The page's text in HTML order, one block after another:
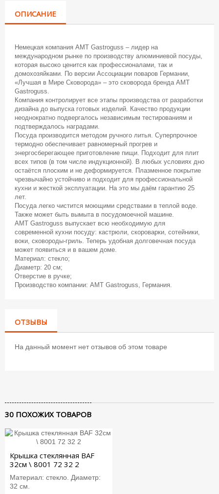
ОПИСАНИЕ
Немецкая компания АМТ Gastroguss – лидер на
международном рынке по производству алюминиевой посуды,
которая высоко ценится как профессионалами, так и
домохозяйками. По версии Ассоциации поваров Германии,
«Лучшая в Мире Сковорода» – это сковорода бренда АМТ
Gastroguss.
Компания контролирует все этапы производства от разработки
дизайна до выпуска готовых изделий. Качество продукции
неоднократно подвергалось независимым тестированиям и
подтверждалось наградами.
Посуда производится методом ручного литья. Суперпрочное
термодно обеспечивает равномерный прогрев и
энергосберегающее приготовление пищи. Подходит для плит
всех типов (в том числе индукционной). В любых условиях дно
остаётся плоским и не деформируется. Плазменное покрытие
чрезвычайно устойчиво и подходит для профессиональной
кухни и жесткой эксплуатации. На это мы даём гарантию 25
лет.
Посуда легко чистится моющими средствами в теплой воде.
Также может быть вымыта в посудомоечной машине.
AMT Gastroguss выпускает всю необходимую для
современной кухни посуду: кастрюли, скороварки, сотейники,
воки, сковороды-гриль. Теперь удобная долговечная посуда
может появиться и в вашем доме.
Материал: стекло;
Диаметр: 20 см;
Отверстие в ручке;
Производство компании: AMT Gastroguss, Германия.
ОТЗЫВЫ
На данный момент нет отзывов об этом товаре
30 ПОХОЖИХ ТОВАРОВ
Крышка стеклянная BAF
32см \ 8001 72 32 2
Материал: стекло. Диаметр:
32 см.